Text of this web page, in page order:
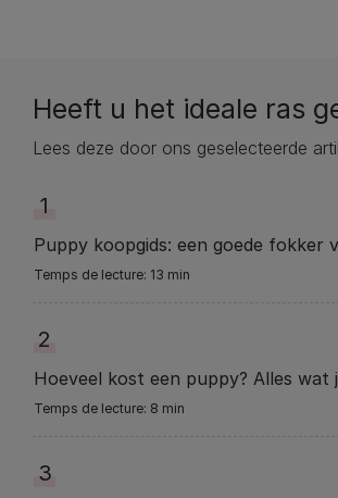
Heeft u het ideale ras
Lees deze door ons geselecteerde
1
Puppy koopgids: een goede fokker
13 min
2
Hoeveel kost een puppy? Alles wat
8 min
3